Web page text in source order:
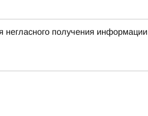
негласного получения информации